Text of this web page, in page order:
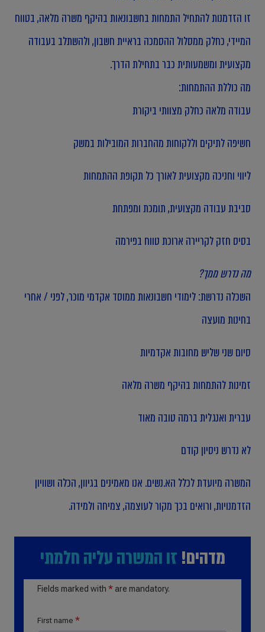
זו הזדמנות להתחיל התמחות בחשבונאות בהיקף משרה מלאה, בטווח
המיידי, כחלק ממסלול ההסמכה בראיית חשבון, ולהשתלב בעבודה
מקצועית ומשמעותית כבר בתחילת הדרך.
מה כוללת ההתמחות:
עבודה מלאה כחלק מצוותי ביקורת
חשיפה לתיקים וללקוחות מהחברות המובילות במשק
ליווי וחניכה מקצועית לאורך כל תקופת ההתמחות
סביבת עבודה מקצועית, תומכת ומפתחת
בסיס חזק לקריירה ארוכת טווח בפירמה
מה נדרש ממך?
השכלה נדרשת: לימודי חשבונאות ממוסד אקדמי מוכר, לפני / אחרי
בחינות מועצה
סיום שני שליש מחובות אקדמיות
זמינות להתמחות בהיקף משרה מלאה
עברית ואנגלית ברמה טובה מאוד
לא נדרש ניסיון קודם
המשרה מיועדת לכלל הא.נשים. אנו מאמינים בגיוון, הכלה ושוויון
הזדמנויות, ורואים בכך מקור לעוצמה, צמיחה ולמידה.
מדהים! זו המשרה עליה חלמתי